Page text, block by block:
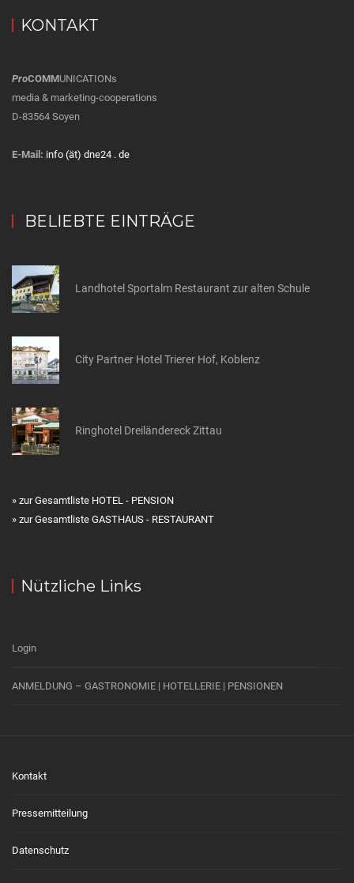
KONTAKT
ProCOMMUNICATIONs
media & marketing-cooperations
D-83564 Soyen
E-Mail: info (ät) dne24 . de
BELIEBTE EINTRÄGE
Landhotel Sportalm Restaurant zur alten Schule
City Partner Hotel Trierer Hof, Koblenz
Ringhotel Dreiländereck Zittau
» zur Gesamtliste HOTEL - PENSION
» zur Gesamtliste GASTHAUS - RESTAURANT
Nützliche Links
Login
ANMELDUNG – GASTRONOMIE | HOTELLERIE | PENSIONEN
Kontakt
Pressemitteilung
Datenschutz